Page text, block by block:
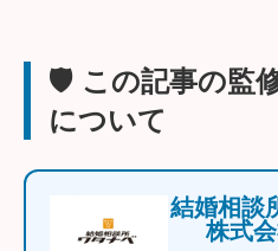
🛡️ この記事の監
について
結婚相談
株式